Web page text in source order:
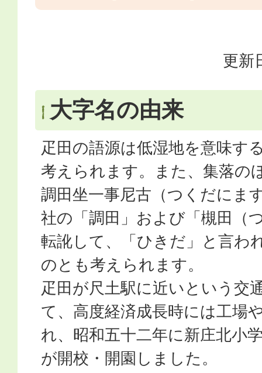
更新
大字名の由来
疋田の語源は低湿地を意味す
考えられます。また、集落の
調田坐一事尼古（つくだにま
社の「調田」および「槻田（
転訛して、「ひきだ」と言わ
のとも考えられます。
疋田が尺土駅に近いという交
て、高度経済成長時には工場
れ、昭和五十二年に新庄北小
が開校・開園しました。